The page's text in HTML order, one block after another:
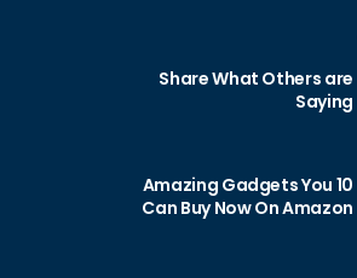
Share What Others are
Saying
10 Amazing Gadgets You
Can Buy Now On Amazon